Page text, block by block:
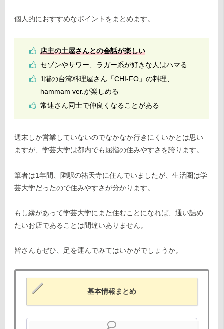
個人的におすすめなポイントをまとめます。
店主の土屋さんとの会話が楽しい
セゾンやサワー、ラガー系が好きな人はハマる
1階の台湾料理屋さん「CHI-FO」の料理、
hammam ver.が楽しめる
常連さん同士で仲良くなることがある
週末しか営業していないのでなかなか行きにくいかとは思い
ますが、学芸大学は都内でも屈指の住みやすさを誇ります。
筆者は1年間、隣駅の祐天寺に住んでいましたが、生活圏は学
芸大学だったので住みやすさが分かります。
もし縁があって学芸大学にまた住むことになれば、通い詰め
たいお店であることは間違いありません。
皆さんもぜひ、足を運んでみてはいかがでしょうか。
基本情報まとめ